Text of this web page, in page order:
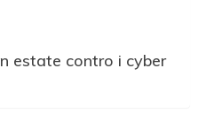
estate contro i cyber